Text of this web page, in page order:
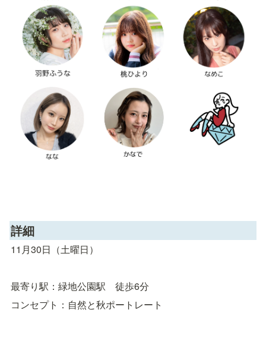
詳細
11月30日（土曜日）
最寄り駅：緑地公園駅　徒歩6分
コンセプト：自然と秋ポートレート